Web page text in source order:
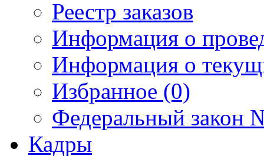
Реестр заказов
Информация о
Информация о
Избранное (0)
Федеральный закон
Кадры